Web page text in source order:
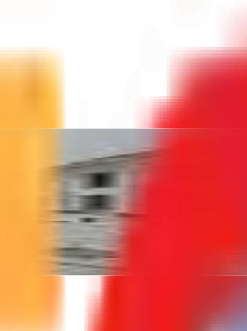
personalizadas y resultados medibles